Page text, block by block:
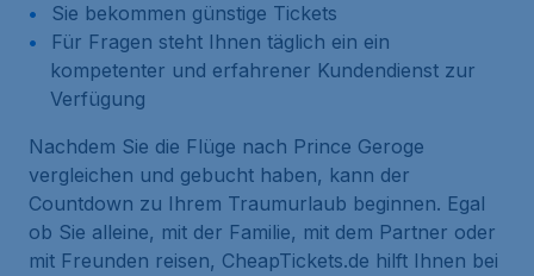
Sie bekommen günstige Tickets
Für Fragen steht Ihnen täglich ein ein
kompetenter und erfahrener Kundendienst zur
Verfügung
Nachdem Sie die Flüge nach Prince Geroge
vergleichen und gebucht haben, kann der
Countdown zu Ihrem Traumurlaub beginnen. Egal
ob Sie alleine, mit der Familie, mit dem Partner oder
mit Freunden reisen, CheapTickets.de hilft Ihnen bei